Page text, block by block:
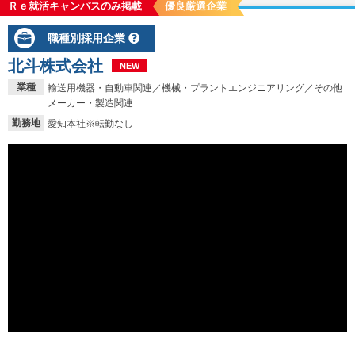
就活ノウハウ・サポート
就活支援
就活ノウハウが満載！
Ｒｅ就活キャンパスのみ掲載
優良厳選企業
職種別採用企業
業種
輸送用機器・自動車関連／機械・プラントエンジニアリング／その他
メーカー・製造関連
勤務地
愛知本社※転勤なし
北斗株式会社 NEW